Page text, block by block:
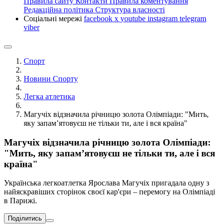
Редакційна політика Структура власності
Соціальні мережі facebook x youtube instagram telegram
viber
Спорт
Новини Спорту
Легка атлетика
Магучіх відзначила річницю золота Олімпіади: "Мить,
яку запамʼятовуєш не тільки ти, але і вся країна"
Магучіх відзначила річницю золота Олімпіади:
"Мить, яку запамʼятовуєш не тільки ти, але і вся
країна"
Українська легкоатлетка Ярослава Магучіх пригадала одну з
найяскравіших сторінок своєї кар'єри – перемогу на Олімпіаді
в Парижі.
Поділитись